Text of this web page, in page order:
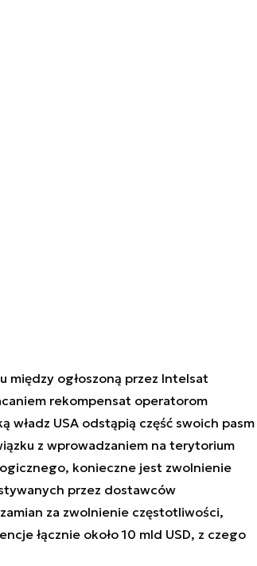
między ogłoszoną przez Intelsat
rekompensat operatorom
USA odstąpią część swoich pasm
z wprowadzaniem na terytorium
konieczne jest zwolnienie
przez dostawców
za zwolnienie częstotliwości,
łącznie około 10 mld USD, z czego